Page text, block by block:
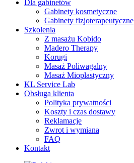
Dla gabinetów
Gabinety kosmetyczne
Gabinety fizjoterapeutyczne
Szkolenia
Z masażu Kobido
Madero Therapy
Korugi
Masaż Poliwagalny
Masaż Mioplastyczny
KL Service Lab
Obsługa klienta
Polityka prywatności
Koszty i czas dostawy
Reklamacje
Zwrot i wymiana
FAQ
Kontakt